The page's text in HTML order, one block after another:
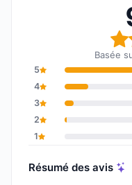
Basée
5
4
3
2
1
Résumé des avis